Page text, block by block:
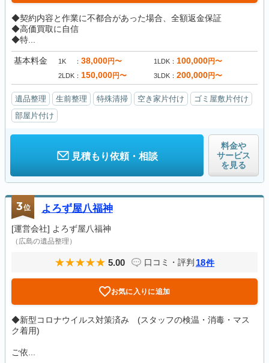
◆契約内容と作業に不都合があった場合、全額返金保証
◆高価買取に自信
◆特...
基本料金 1K 38,000円〜 1LDK 100,000円〜
2LDK 150,000円〜 3LDK 200,000円〜
遺品整理 生前整理 特殊清掃 空き家片付け
ゴミ屋敷片付け
部屋片付け
見積もり依頼・相談
料金や
サービス
を見る
3位 よろず屋八福神
[運営会社] よろず屋八福神
（広島の遺品整理）
5.00 口コミ・評判 18件
お気に入りに追加
◆新型コロナウイルス対策済み (スタッフの検温・消毒・マス
ク着用)
ご依...